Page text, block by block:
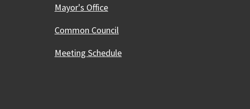
Mayor's Office
Common Council
Meeting Schedule